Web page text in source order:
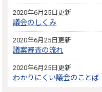
2020年6月25日更新
議会のしくみ
2020年6月25日更新
議案審査の流れ
2020年6月25日更新
わかりにくい議会のことば